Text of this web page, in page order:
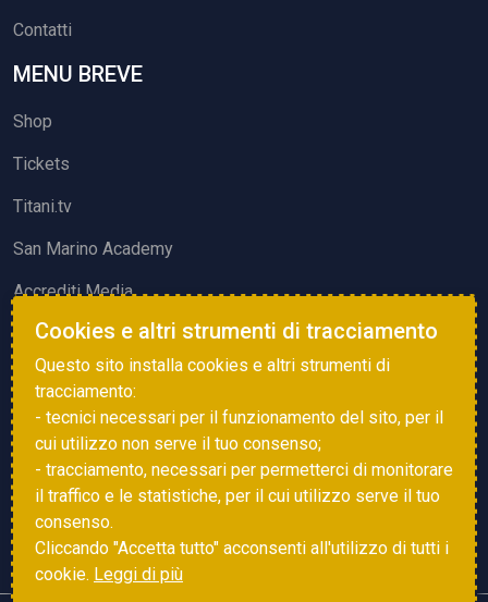
Contatti
MENU BREVE
Shop
Tickets
Titani.tv
San Marino Academy
Accrediti Media
ATTIVITÀ ED EVENTI
Squadre di Calcio
Associazione Sammarinese Arbitri
Vota gol e parata
Cookies e altri strumenti di tracciamento
Questo sito installa cookies e altri strumenti di
tracciamento:
- tecnici necessari per il funzionamento del sito, per il
cui utilizzo non serve il tuo consenso;
- tracciamento, necessari per permetterci di monitorare
il traffico e le statistiche, per il cui utilizzo serve il tuo
consenso.
Cliccando "Accetta tutto" acconsenti all'utilizzo di tutti i
cookie. Leggi di più